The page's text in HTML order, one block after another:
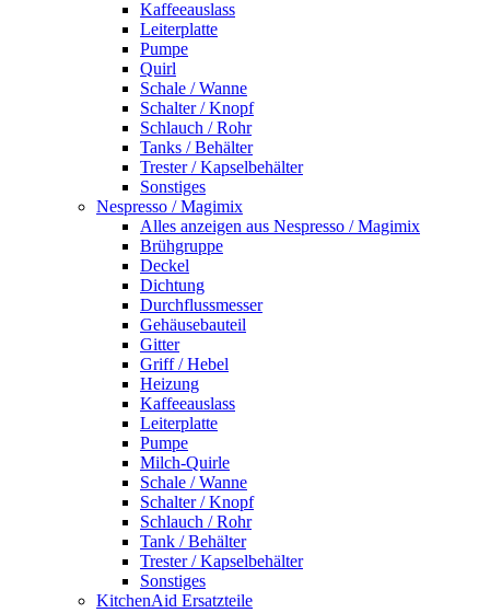
Kaffeeauslass
Leiterplatte
Pumpe
Quirl
Schale / Wanne
Schalter / Knopf
Schlauch / Rohr
Tanks / Behälter
Trester / Kapselbehälter
Sonstiges
Nespresso / Magimix
Alles anzeigen aus Nespresso / Magimix
Brühgruppe
Deckel
Dichtung
Durchflussmesser
Gehäusebauteil
Gitter
Griff / Hebel
Heizung
Kaffeeauslass
Leiterplatte
Pumpe
Milch-Quirle
Schale / Wanne
Schalter / Knopf
Schlauch / Rohr
Tank / Behälter
Trester / Kapselbehälter
Sonstiges
KitchenAid Ersatzteile